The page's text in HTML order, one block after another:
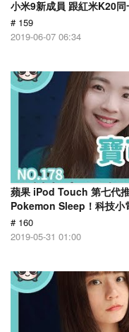
小米9新成員 跟紅米K20
# 159
2019-06-07 06:34
蘋果 iPod Touch 第七代
Pokemon Sleep！科技小
# 160
2019-05-31 01:00